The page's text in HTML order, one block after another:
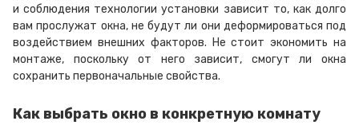
и соблюдения технологии установки зависит то, как долго
вам прослужат окна, не будут ли они деформироваться под
воздействием внешних факторов. Не стоит экономить на
монтаже, поскольку от него зависит, смогут ли окна
сохранить первоначальные свойства.
Как выбрать окно в конкретную комнату